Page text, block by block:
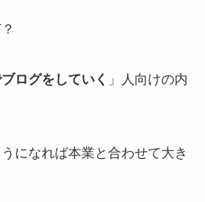
ログをしていく 」人向けの内
になれば本業と合わせて大き